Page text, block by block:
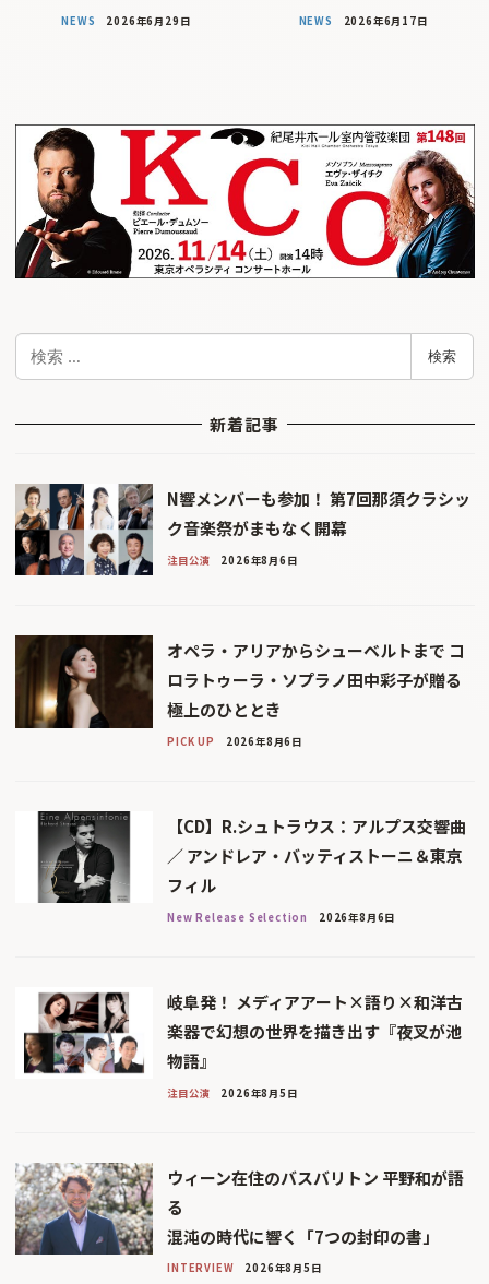
NEWS 2026年6月29日 NEWS 2026年6月17日
検索
新着記事
N響メンバーも参加！ 第7回那須クラシッ
ク音楽祭がまもなく開幕
注目公演 2026年8月6日
オペラ・アリアからシューベルトまで コ
ロラトゥーラ・ソプラノ田中彩子が贈る
極上のひととき
PICK UP 2026年8月6日
【CD】R.シュトラウス：アルプス交響曲
／ アンドレア・バッティストーニ＆東京
フィル
New Release Selection 2026年8月6日
岐阜発！ メディアアート×語り×和洋古
楽器で幻想の世界を描き出す『夜叉が池
物語』
注目公演 2026年8月5日
ウィーン在住のバスバリトン 平野和が語
る
混沌の時代に響く「7つの封印の書」
INTERVIEW 2026年8月5日